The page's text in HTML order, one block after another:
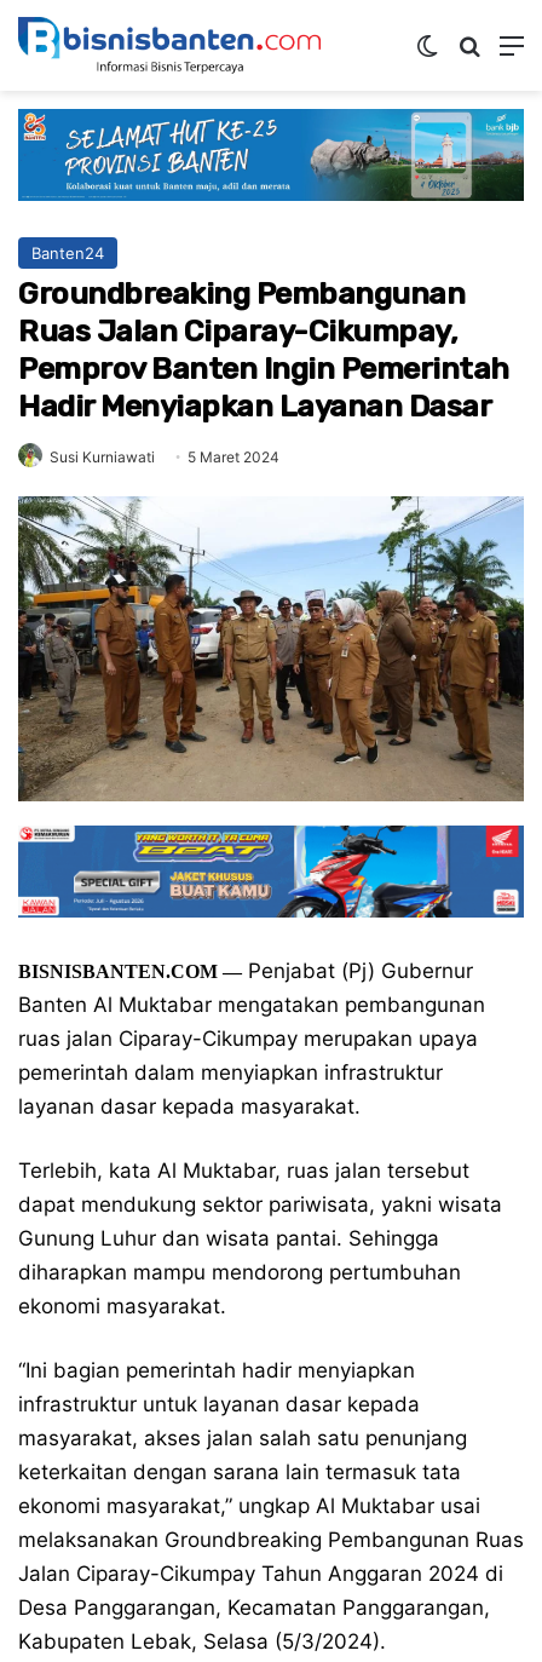
Switch skin
Banten24
Groundbreaking Pembangunan
Ruas Jalan Ciparay-Cikumpay,
Pemprov Banten Ingin Pemerintah
Hadir Menyiapkan Layanan Dasar
Susi Kurniawati 5 Maret 2024
BISNISBANTEN.COM—Penjabat (Pj) Gubernur
Banten Al Muktabar mengatakan pembangunan
ruas jalan Ciparay-Cikumpay merupakan upaya
pemerintah dalam menyiapkan infrastruktur
layanan dasar kepada masyarakat.
Terlebih, kata Al Muktabar, ruas jalan tersebut
dapat mendukung sektor pariwisata, yakni wisata
Gunung Luhur dan wisata pantai. Sehingga
diharapkan mampu mendorong pertumbuhan
ekonomi masyarakat.
“Ini bagian pemerintah hadir menyiapkan
infrastruktur untuk layanan dasar kepada
masyarakat, akses jalan salah satu penunjang
keterkaitan dengan sarana lain termasuk tata
ekonomi masyarakat,” ungkap Al Muktabar usai
melaksanakan Groundbreaking Pembangunan Ruas
Jalan Ciparay-Cikumpay Tahun Anggaran 2024 di
Desa Panggarangan, Kecamatan Panggarangan,
Kabupaten Lebak, Selasa (5/3/2024).